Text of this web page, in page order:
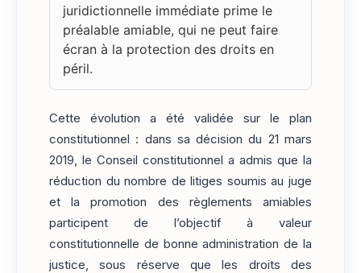
juridictionnelle immédiate prime le
préalable amiable, qui ne peut faire
écran à la protection des droits en
péril.
Cette évolution a été validée sur le plan
constitutionnel : dans sa décision du 21 mars
2019, le Conseil constitutionnel a admis que la
réduction du nombre de litiges soumis au juge
et la promotion des règlements amiables
participent de l’objectif à valeur
constitutionnelle de bonne administration de la
justice, sous réserve que les droits des